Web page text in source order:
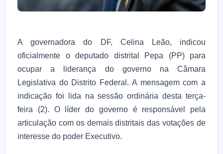
A governadora do DF, Celina Leão, indicou
oficialmente o deputado distrital Pepa (PP) para
ocupar a liderança do governo na Câmara
Legislativa do Distrito Federal. A mensagem com a
indicação foi lida na sessão ordinária desta terça-
feira (2). O líder do governo é responsável pela
articulação com os demais distritais das votações de
interesse do poder Executivo.